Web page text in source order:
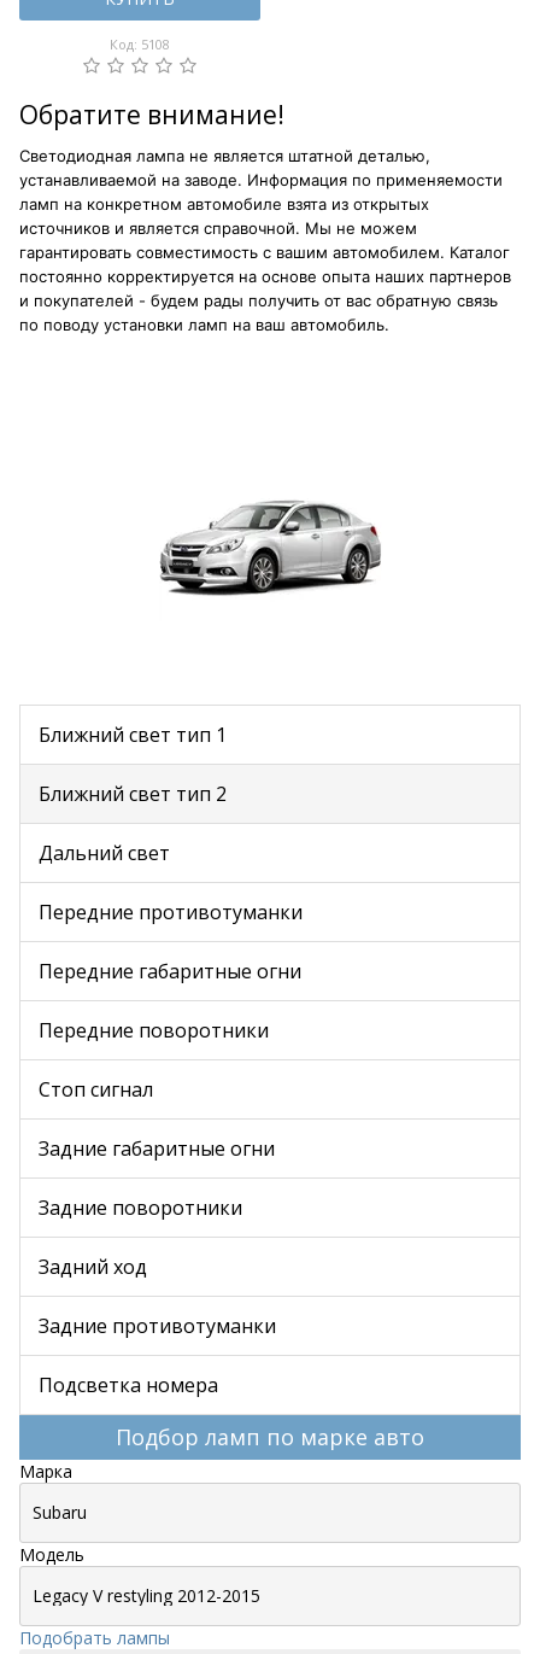
Код: 5108
Обратите внимание!
Светодиодная лампа не является штатной деталью,
устанавливаемой на заводе. Информация по применяемости
ламп на конкретном автомобиле взята из открытых
источников и является справочной. Мы не можем
гарантировать совместимость с вашим автомобилем. Каталог
постоянно корректируется на основе опыта наших партнеров
и покупателей - будем рады получить от вас обратную связь
по поводу установки ламп на ваш автомобиль.
Ближний свет тип 1
Ближний свет тип 2
Дальний свет
Передние противотуманки
Передние габаритные огни
Передние поворотники
Стоп сигнал
Задние габаритные огни
Задние поворотники
Задний ход
Задние противотуманки
Подсветка номера
Подбор ламп по марке авто
Марка
Модель
Подобрать лампы